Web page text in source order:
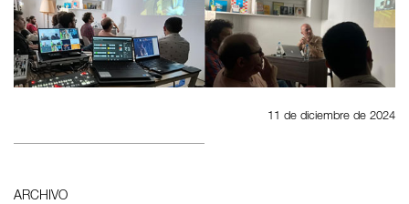
11 de diciembre de 2024
ARCHIVO